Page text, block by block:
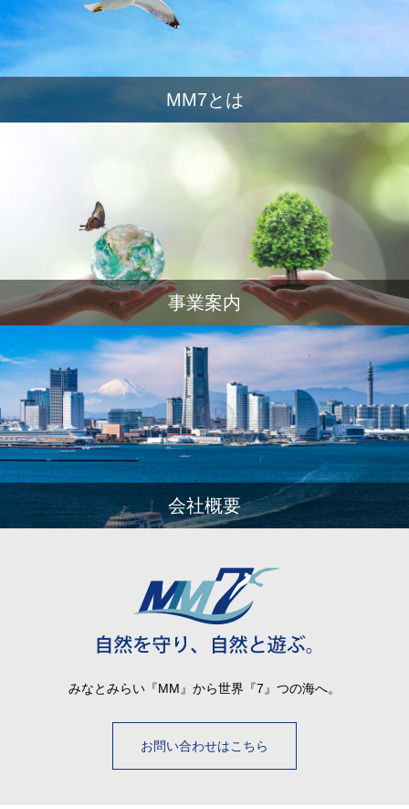
MM7とは
事業案内
会社概要
みなとみらい『MM』から世界『7』つの海へ。
お問い合わせはこちら